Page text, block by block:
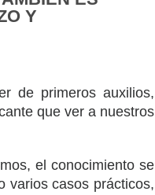
Y
de primeros auxilios,
que ver a nuestros
el conocimiento se
varios casos prácticos,